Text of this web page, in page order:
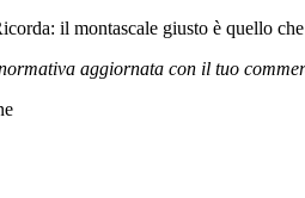
il montascale giusto è quello
aggiornata con il tuo